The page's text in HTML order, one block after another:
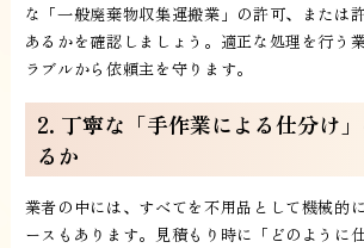
な「一般廃棄物収集運搬業」の許可、または
あるかを確認しましょう。適正な処理を行う
ラブルから依頼主を守ります。
2. 丁寧な「手作業による仕分け
るか
業者の中には、すべてを不用品として機械的
ースもあります。見積もり時に「どのように